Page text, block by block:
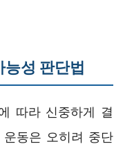
능성 판단법
따라 신중하게 결
동은 오히려 중단